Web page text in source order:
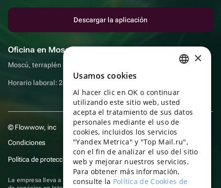
Descargar la aplicación
Oficina en Moscú
Moscú, terraplén Sadovnicheskaya, 9, sala 2/3
Horario laboral: 24 horas
© Flowwow, inc
Condiciones
Política de protección y privacidad de datos
La empresa lleva a cabo su actividad en el ámbito de las TI: prestación
ENGLISH
UKRAINIAN
PORTUGUESE
SPANISH
HUNGARIAN
ITALIAN
×
Usamos cookies
Al hacer clic en OK o continuar
utilizando este sitio web, usted
acepta el tratamiento de sus datos
personales mediante el uso de
cookies, incluidos los servicios
"Yandex Metrica" y "Top Mail.ru",
con el fin de analizar el uso del sitio
web y mejorar nuestros servicios.
Para obtener más información,
consulte la Política de Cookies de